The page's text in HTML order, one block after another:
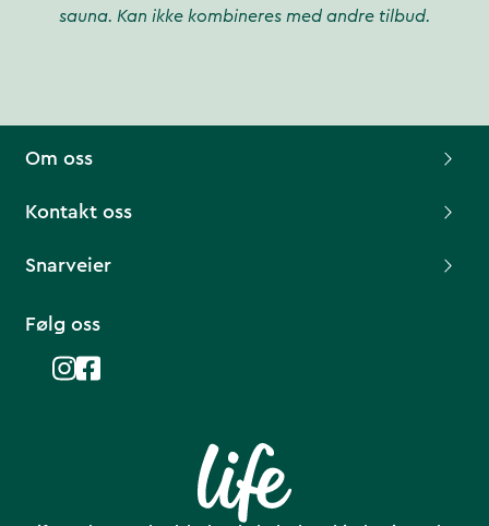
sauna. Kan ikke kombineres med andre tilbud.
Om oss
Kontakt oss
Snarveier
Følg oss